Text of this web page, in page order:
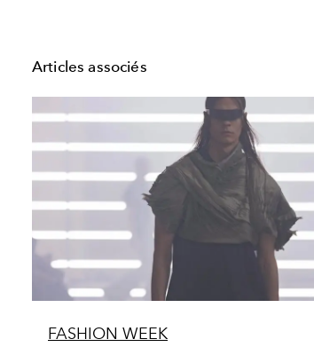
Articles associés
FASHION WEEK